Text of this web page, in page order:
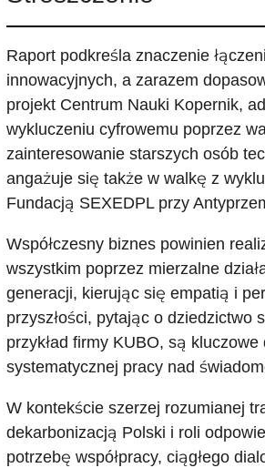
Raport podkreśla znaczenie
innowacyjnych, a zarazem
projekt Centrum Nauki Kopernik,
wykluczeniu cyfrowemu poprzez
zainteresowanie starszych osób
angażuje się także w walkę z
Fundacją SEXEDPL przy
Współczesny biznes powinien
wszystkim poprzez mierzalne
generacji, kierując się empatią i
przyszłości, pytając o dziedzictwo
przykład firmy KUBO, są
systematycznej pracy nad
W kontekście szerzej rozumianej
dekarbonizacją Polski i roli
potrzebę współpracy, ciągłego